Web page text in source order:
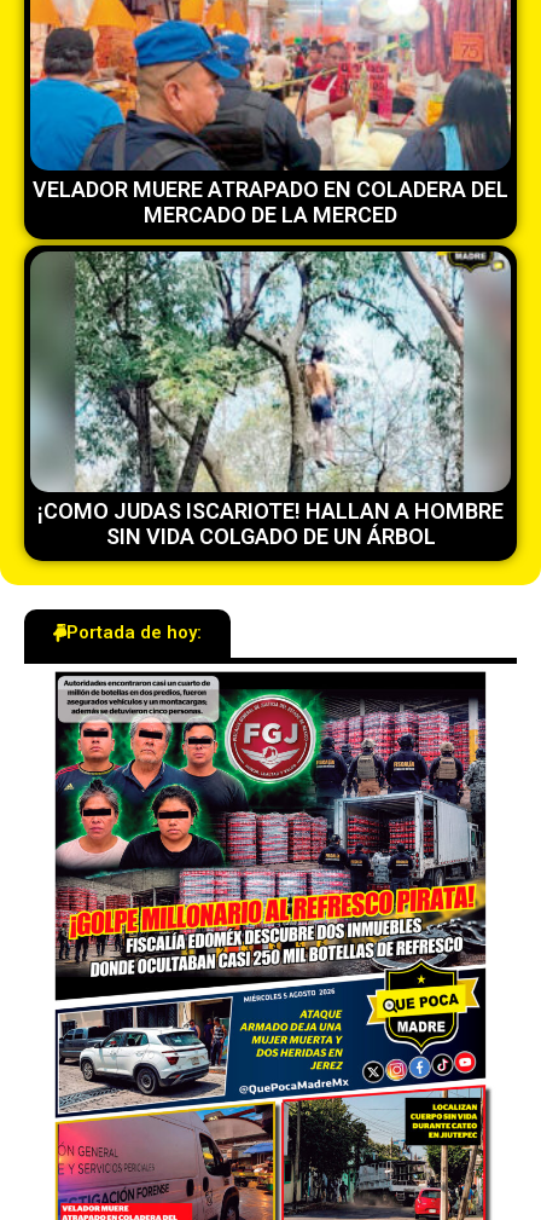
VELADOR MUERE ATRAPADO EN COLADERA DEL
MERCADO DE LA MERCED
¡COMO JUDAS ISCARIOTE! HALLAN A HOMBRE
SIN VIDA COLGADO DE UN ÁRBOL
Portada de hoy: